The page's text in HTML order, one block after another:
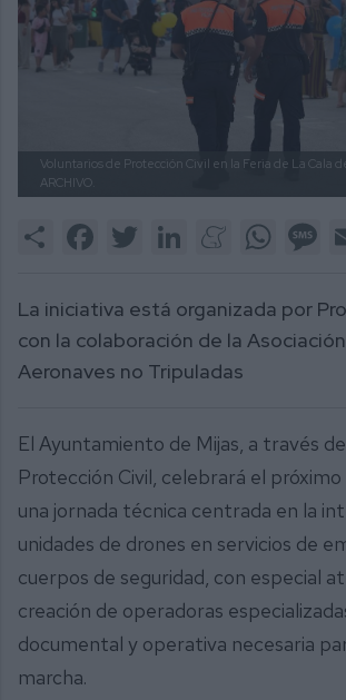
Voluntarios de Protección Civil en la Feria de La Cala
ARCHIVO.
Share FacebookTwitter LinkedInMeneame
La iniciativa está organizada por
con la colaboración de la
Aeronaves no Tripuladas
El Ayuntamiento de Mijas, a través
Protección Civil, celebrará el
una jornada técnica centrada en la
unidades de drones en servicios de
cuerpos de seguridad, con especial
creación de operadoras
documental y operativa necesaria
marcha.